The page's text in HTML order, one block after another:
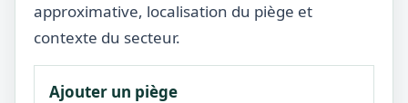
approximative, localisation du piège et
contexte du secteur.
Ajouter un piège